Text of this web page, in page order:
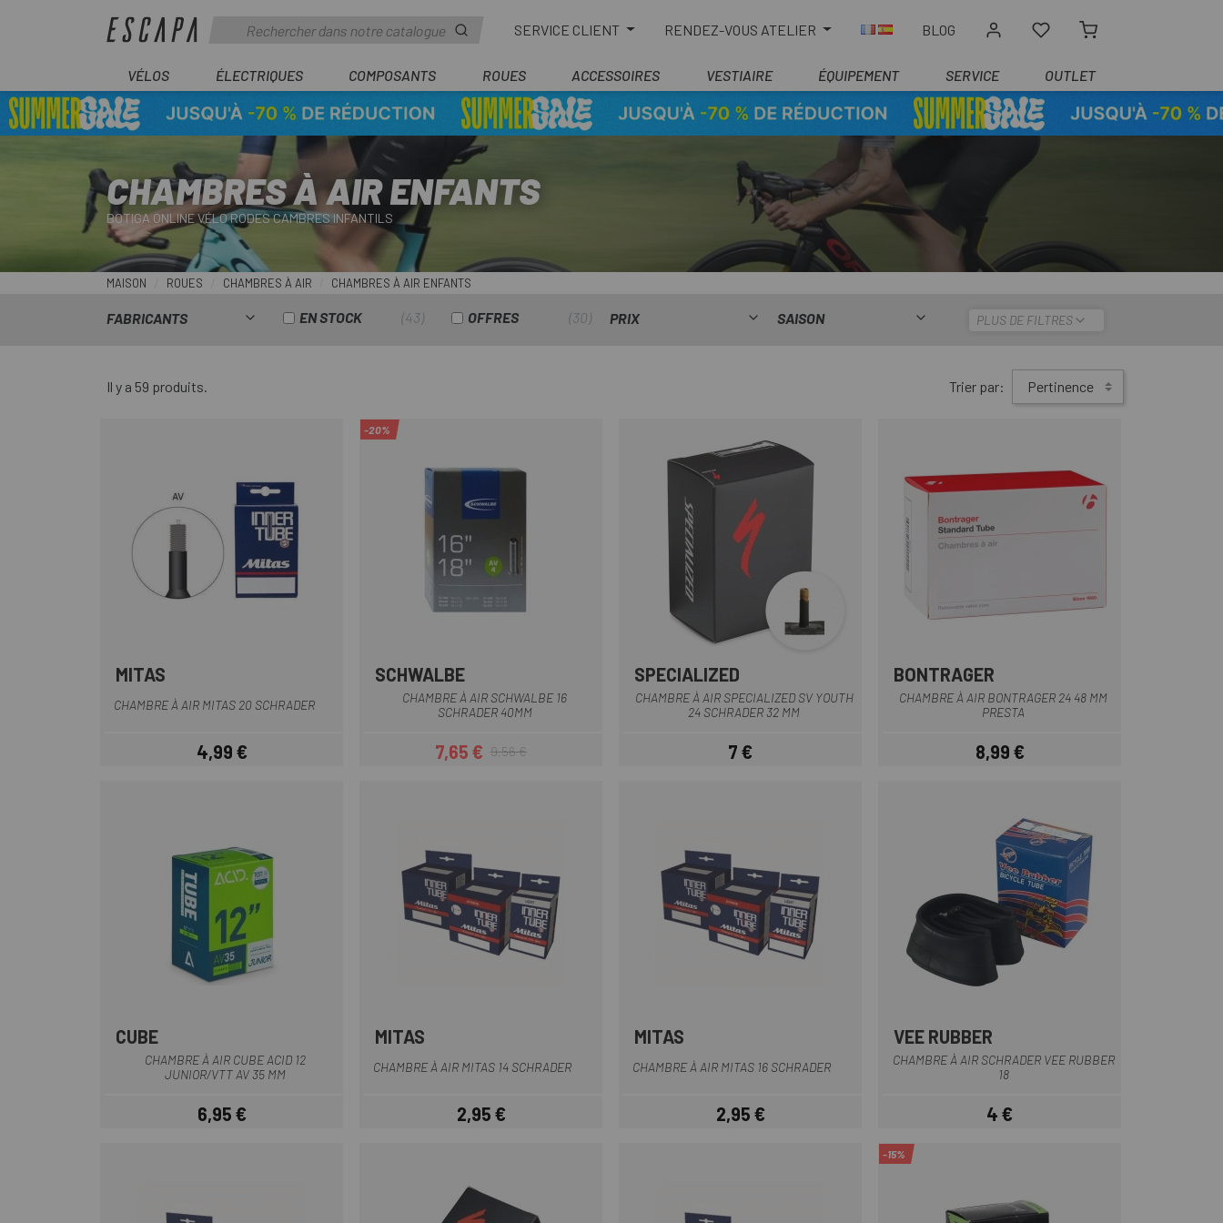
SERVICE CLIENT RENDEZ-VOUS ATELIER BLOG
VÉLOS ÉLECTRIQUES COMPOSANTS ROUES ACCESSOIRES VESTIAIRE ÉQUIPEMENT SERVICE OUTLET
CHAMBRES À AIR ENFANTS
BOTIGA ONLINE VÉLO RODES CAMBRES INFANTILS
MAISON ROUES CHAMBRES À AIR CHAMBRES À AIR ENFANTS
FABRICANTS EN STOCK 43 OFFRES 30 PRIX SAISON PLUS DE FILTRES
Il y a 59 produits. Trier par: Pertinence
MITAS
CHAMBRE À AIR MITAS 20 SCHRADER
Prix
4,99 €
-20%
SCHWALBE
CHAMBRE À AIR SCHWALBE 16
SCHRADER 40MM
Prix
7,65 €Prix habituel
9,56 €
SPECIALIZED
CHAMBRE À AIR SPECIALIZED SV YOUTH
24 SCHRADER 32 MM
Prix
7 €
BONTRAGER
CHAMBRE À AIR BONTRAGER 24 48 MM
PRESTA
Prix
8,99 €
CUBE
CHAMBRE À AIR CUBE ACID 12
JUNIOR/VTT AV 35 MM
Prix
6,95 €
MITAS
CHAMBRE À AIR MITAS 14 SCHRADER
Prix
2,95 €
MITAS
CHAMBRE À AIR MITAS 16 SCHRADER
Prix
2,95 €
VEE RUBBER
CHAMBRE À AIR SCHRADER VEE RUBBER
18
Prix
4 €
-15%